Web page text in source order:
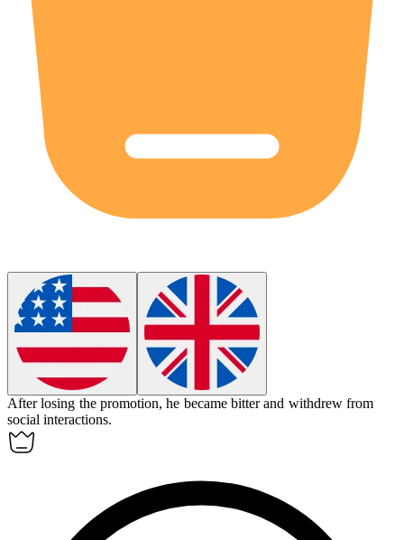
After losing the promotion, he became bitter and withdrew from
social interactions.